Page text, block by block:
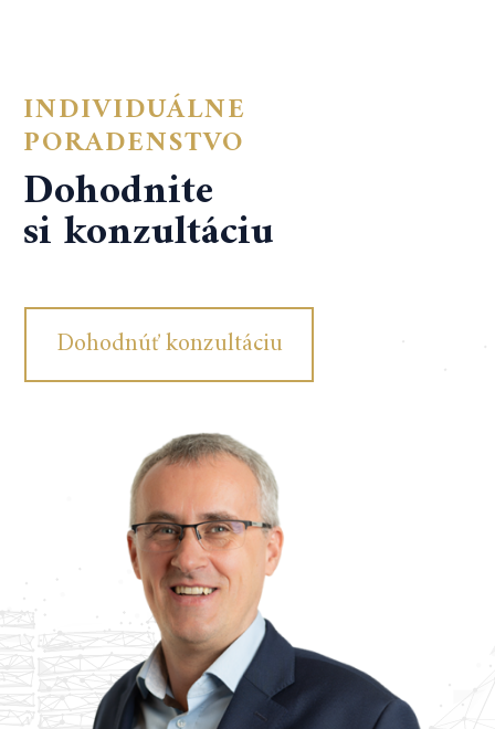
INDIVIDUÁLNE
PORADENSTVO
Dohodnite
si konzultáciu
Dohodnúť konzultáciu